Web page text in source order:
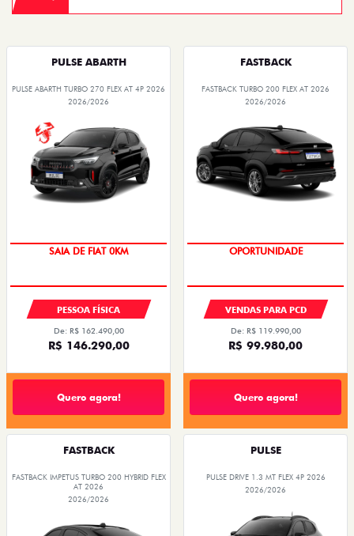
PULSE ABARTH
PULSE ABARTH TURBO 270 FLEX AT 4P 2026
2026/2026
SAIA DE FIAT 0KM
PESSOA FÍSICA
De: R$ 162.490,00
R$ 146.290,00
Quero agora!
FASTBACK
FASTBACK TURBO 200 FLEX AT 2026
2026/2026
OPORTUNIDADE
VENDAS PARA PCD
De: R$ 119.990,00
R$ 99.980,00
Quero agora!
FASTBACK
FASTBACK IMPETUS TURBO 200 HYBRID FLEX
AT 2026
2026/2026
PULSE
PULSE DRIVE 1.3 MT FLEX 4P 2026
2026/2026